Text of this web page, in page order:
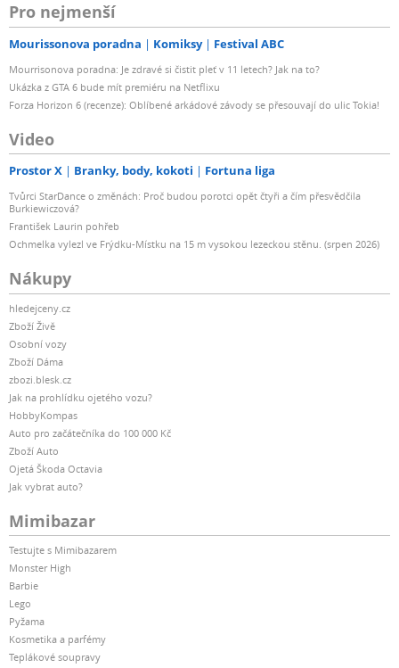
Pro nejmenší
Mourissonova poradna Komiksy Festival ABC
Mourrisonova poradna: Je zdravé si čistit pleť v 11 letech? Jak na to?
Ukázka z GTA 6 bude mít premiéru na Netflixu
Forza Horizon 6 (recenze): Oblíbené arkádové závody se přesouvají do ulic Tokia!
Video
Prostor X Branky, body, kokoti Fortuna liga
Tvůrci StarDance o změnách: Proč budou porotci opět čtyři a čím přesvědčila
Burkiewiczová?
František Laurin pohřeb
Ochmelka vylezl ve Frýdku-Místku na 15 m vysokou lezeckou stěnu. (srpen 2026)
Nákupy
hledejceny.cz
Zboží Živě
Osobní vozy
Zboží Dáma
zbozi.blesk.cz
Jak na prohlídku ojetého vozu?
HobbyKompas
Auto pro začátečníka do 100 000 Kč
Zboží Auto
Ojetá Škoda Octavia
Jak vybrat auto?
Mimibazar
Testujte s Mimibazarem
Monster High
Barbie
Lego
Pyžama
Kosmetika a parfémy
Teplákové soupravy